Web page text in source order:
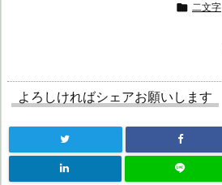
 二文字
よろしければシェアお願いします